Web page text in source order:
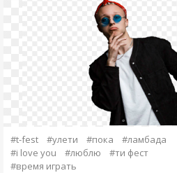
#t-fest #улети #пока
#ламбада
#i love you
#люблю
#ти фест
#время играть